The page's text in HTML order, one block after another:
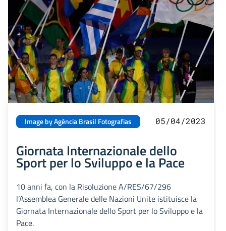
Image by Agência Brasil Fotografias 05/04/2023
Giornata Internazionale dello
Sport per lo Sviluppo e la Pace
10 anni fa, con la Risoluzione A/RES/67/296
l’Assemblea Generale delle Nazioni Unite istituisce la
Giornata Internazionale dello Sport per lo Sviluppo e la
Pace.